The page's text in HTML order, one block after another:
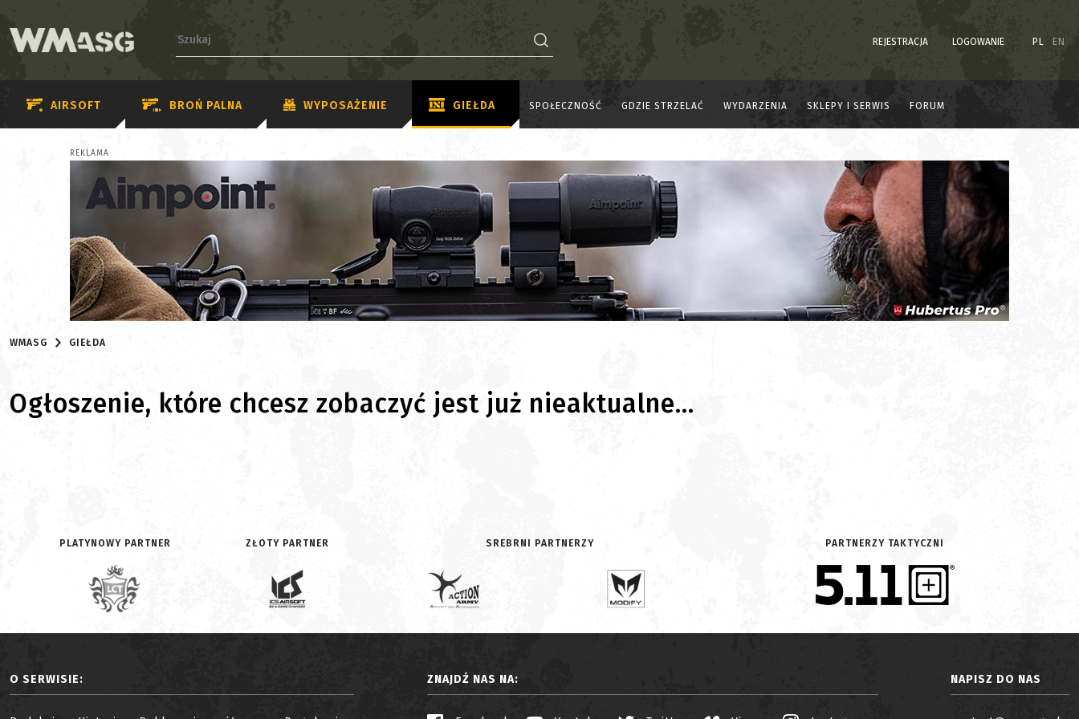
REJESTRACJA LOGOWANIE PL EN
AIRSOFT BROŃ PALNA WYPOSAŻENIE GIEŁDA SPOŁECZNOŚĆ GDZIE STRZELAĆ WYDARZENIA SKLEPY I SERWIS FORUM
REKLAMA
WMASG GIEŁDA
Ogłoszenie, które chcesz zobaczyć jest już nieaktualne...
PLATYNOWY PARTNER ZŁOTY PARTNER SREBRNI PARTNERZY PARTNERZY TAKTYCZNI
O SERWISIE: ZNAJDŹ NAS NA: NAPISZ DO NAS